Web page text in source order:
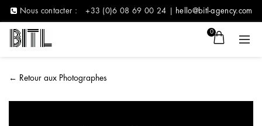
Nous contacter : +33 (0)6 08 69 00 24 | hello@bitl-agency.com
0
← Retour aux Photographes